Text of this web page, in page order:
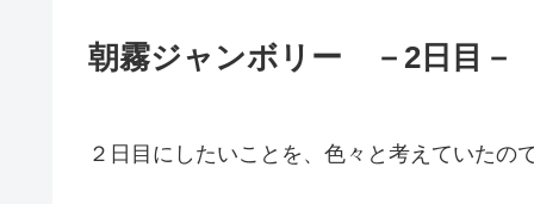
朝霧ジャンボリー －2日目－
２日目にしたいことを、色々と考えていたの